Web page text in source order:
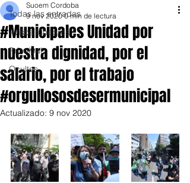
Todas las entradas
Avisos fúnebres
Principal
Ocultos
#Municipales Unidad por
nuestra dignidad, por el
salario, por el trabajo
#orgullososdesermunicipal
Suoem Cordoba
9 nov 2020 0 min de lectura
Actualizado: 9 nov 2020